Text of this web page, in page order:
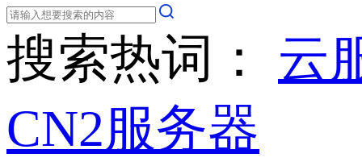
搜索热词： 云
CN2服务器